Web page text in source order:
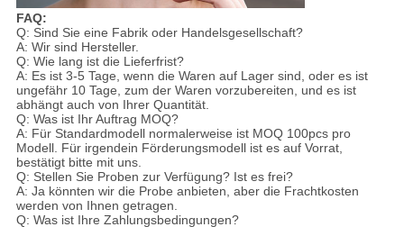
FAQ:
Q: Sind Sie eine Fabrik oder Handelsgesellschaft?
A: Wir sind Hersteller.
Q: Wie lang ist die Lieferfrist?
A: Es ist 3-5 Tage, wenn die Waren auf Lager sind, oder es ist
ungefähr 10 Tage, zum der Waren vorzubereiten, und es ist
abhängt auch von Ihrer Quantität.
Q: Was ist Ihr Auftrag MOQ?
A: Für Standardmodell normalerweise ist MOQ 100pcs pro
Modell. Für irgendein Förderungsmodell ist es auf Vorrat,
bestätigt bitte mit uns.
Q: Stellen Sie Proben zur Verfügung? Ist es frei?
A: Ja könnten wir die Probe anbieten, aber die Frachtkosten
werden von Ihnen getragen.
Q: Was ist Ihre Zahlungsbedingungen?